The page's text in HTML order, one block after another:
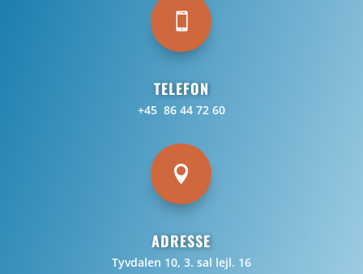

TELEFON
+45 86 44 72 60

ADRESSE
Tyvdalen 10, 3. sal lejl. 16